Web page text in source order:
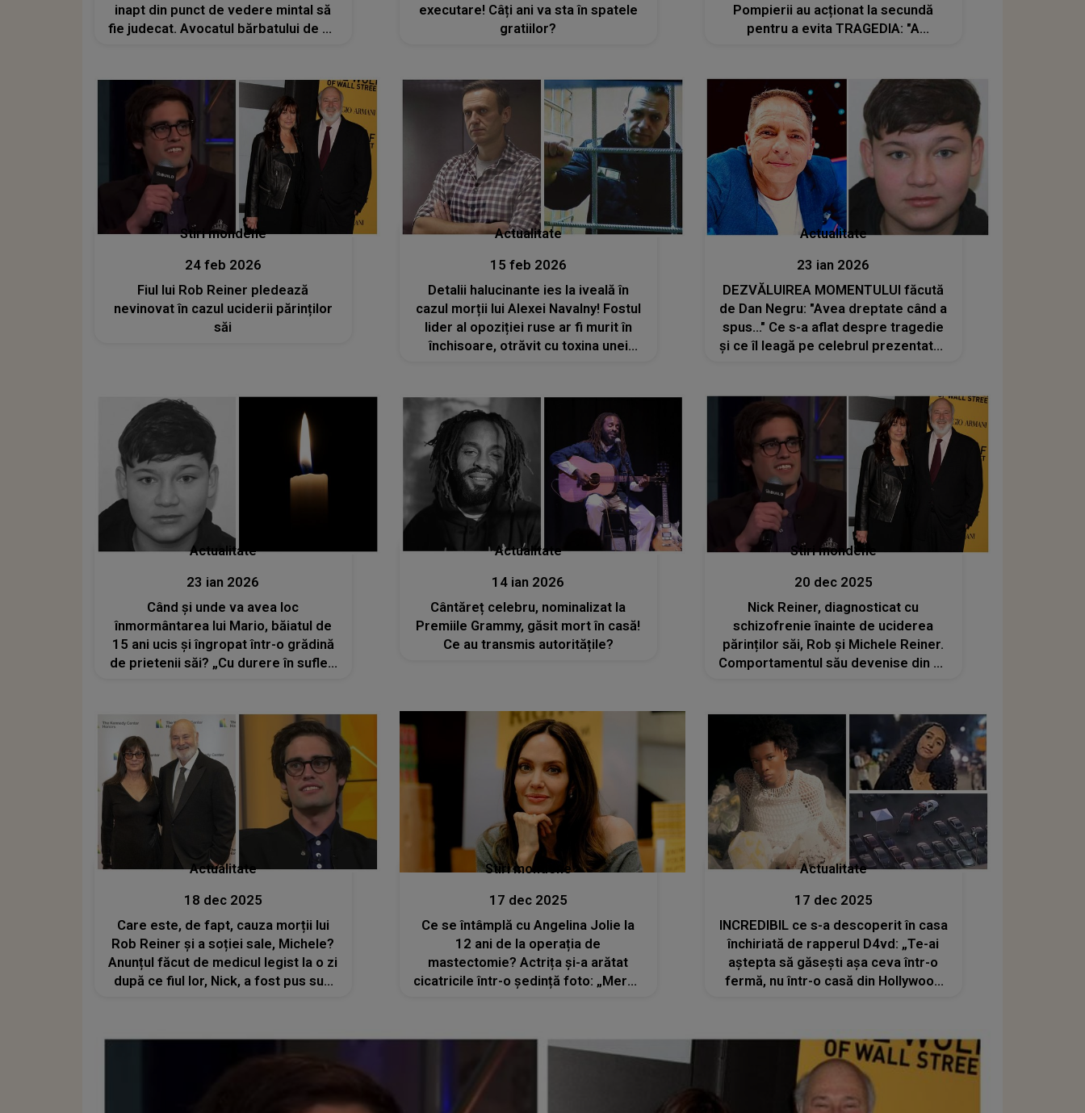
inapt din punct de vedere mintal să
fie judecat. Avocatul bărbatului de 35
executare! Câți ani va sta în spatele
gratiilor?
Pompierii au acționat la secundă
pentru a evita TRAGEDIA: "A
Stiri mondene
24 feb 2026
Fiul lui Rob Reiner pledează
nevinovat în cazul uciderii părinților
săi
Actualitate
15 feb 2026
Detalii halucinante ies la iveală în
cazul morții lui Alexei Navalny! Fostul
lider al opoziției ruse ar fi murit în
închisoare, otrăvit cu toxina unei
Actualitate
23 ian 2026
DEZVĂLUIREA MOMENTULUI făcută
de Dan Negru: "Avea dreptate când a
spus..." Ce s-a aflat despre tragedie
și ce îl leagă pe celebrul prezentator
curtea unei case te lasă fără cuvinte
Actualitate
23 ian 2026
Când și unde va avea loc
înmormântarea lui Mario, băiatul de
15 ani ucis și îngropat într-o grădină
de prietenii săi? „Cu durere în suflet,
Actualitate
14 ian 2026
Cântăreț celebru, nominalizat la
Premiile Grammy, găsit mort în casă!
Ce au transmis autoritățile?
Stiri mondene
20 dec 2025
Nick Reiner, diagnosticat cu
schizofrenie înainte de uciderea
părinților săi, Rob și Michele Reiner.
Comportamentul său devenise din ce
RADICALĂ: "Este ceva ce nimeni nu
ar trebui să..."
Actualitate
18 dec 2025
Care este, de fapt, cauza morții lui
Rob Reiner și a soției sale, Michele?
Anunțul făcut de medicul legist la o zi
după ce fiul lor, Nick, a fost pus sub
Stiri mondene
17 dec 2025
Ce se întâmplă cu Angelina Jolie la
12 ani de la operația de
mastectomie? Actrița și-a arătat
cicatricile într-o ședință foto: „Mereu
Actualitate
17 dec 2025
INCREDIBIL ce s-a descoperit în casa
închiriată de rapperul D4vd: „Te-ai
aștepta să găsești așa ceva într-o
fermă, nu într-o casă din Hollywood
Celeste Rivas